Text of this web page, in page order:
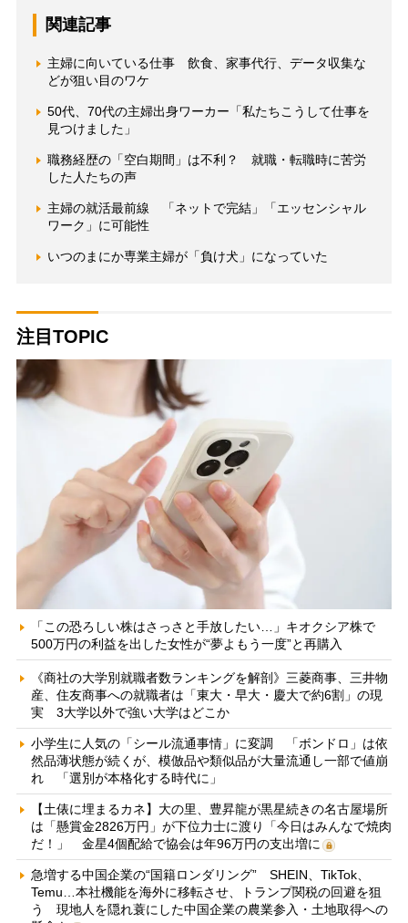
関連記事
主婦に向いている仕事 飲食、家事代行、データ収集な
どが狙い目のワケ
50代、70代の主婦出身ワーカー「私たちこうして仕事を
見つけました」
職務経歴の「空白期間」は不利？ 就職・転職時に苦労
した人たちの声
主婦の就活最前線 「ネットで完結」「エッセンシャル
ワーク」に可能性
いつのまにか専業主婦が「負け犬」になっていた
注目TOPIC
「この恐ろしい株はさっさと手放したい…」キオクシア株で
500万円の利益を出した女性が“夢よもう一度”と再購入
《商社の大学別就職者数ランキングを解剖》三菱商事、三井物
産、住友商事への就職者は「東大・早大・慶大で約6割」の現
実 3大学以外で強い大学はどこか
小学生に人気の「シール流通事情」に変調 「ボンドロ」は依
然品薄状態が続くが、模倣品や類似品が大量流通し一部で値崩
れ 「選別が本格化する時代に」
【土俵に埋まるカネ】大の里、豊昇龍が黒星続きの名古屋場所
は「懸賞金2826万円」が下位力士に渡り「今日はみんなで焼肉
だ！」 金星4個配給で協会は年96万円の支出増に
急増する中国企業の“国籍ロンダリング” SHEIN、TikTok、
Temu…本社機能を海外に移転させ、トランプ関税の回避を狙
う 現地人を隠れ蓑にした中国企業の農業参入・土地取得への